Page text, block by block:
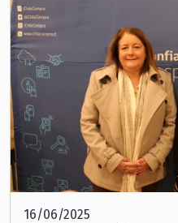
16/06/2025